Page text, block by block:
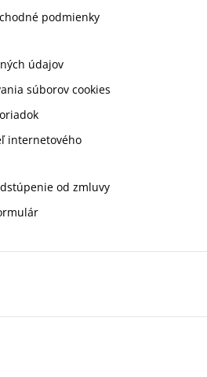
podmienky
údajov
súborov cookies
internetového
od zmluvy